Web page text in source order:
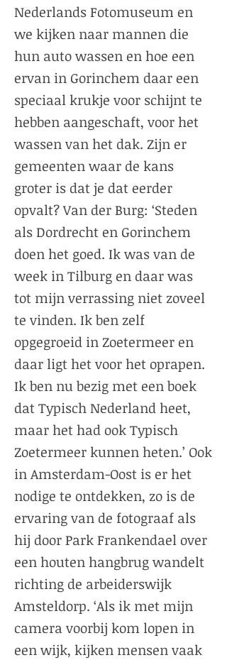
Nederlands Fotomuseum en
we kijken naar mannen die
hun auto wassen en hoe een
ervan in Gorinchem daar een
speciaal krukje voor schijnt te
hebben aangeschaft, voor het
wassen van het dak. Zijn er
gemeenten waar de kans
groter is dat je dat eerder
opvalt? Van der Burg: ‘Steden
als Dordrecht en Gorinchem
doen het goed. Ik was van de
week in Tilburg en daar was
tot mijn verrassing niet zoveel
te vinden. Ik ben zelf
opgegroeid in Zoetermeer en
daar ligt het voor het oprapen.
Ik ben nu bezig met een boek
dat Typisch Nederland heet,
maar het had ook Typisch
Zoetermeer kunnen heten.’ Ook
in Amsterdam-Oost is er het
nodige te ontdekken, zo is de
ervaring van de fotograaf als
hij door Park Frankendael over
een houten hangbrug wandelt
richting de arbeiderswijk
Amsteldorp. ‘Als ik met mijn
camera voorbij kom lopen in
een wijk, kijken mensen vaak